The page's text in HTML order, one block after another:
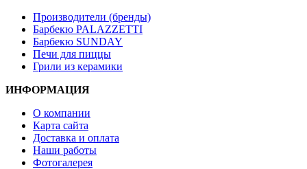
Производители (бренды)
Барбекю PALAZZETTI
Барбекю SUNDAY
Печи для пиццы
Грили из керамики
ИНФОРМАЦИЯ
О компании
Карта сайта
Доставка и оплата
Наши работы
Фотогалерея